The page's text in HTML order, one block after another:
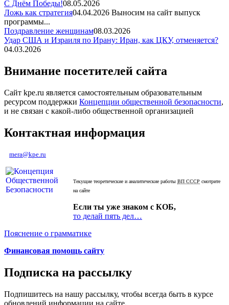
С Днём Победы!08.05.2026
Ложь как стратегия04.04.2026 Выносим на сайт выпуск
программы...
Поздравление женщинам08.03.2026
Удар США и Израиля по Ирану: Иран, как ЦКУ, отменяется?
04.03.2026
Внимание посетителей сайта
Сайт kpe.ru является самостоятельным образовательным
ресурсом поддержки Концепции общественной безопасности,
и не связан с какой-либо общественной организацией
Контактная информация
mera@kpe.ru
Текущие теоретические и аналитические работы ВП СССР смотрите
на сайте
Если ты уже знаком с КОБ,
то делай пять дел…
Пояснение о грамматике
Финансовая помощь сайту
Подписка на рассылку
Подпишитесь на нашу рассылку, чтобы всегда быть в курсе